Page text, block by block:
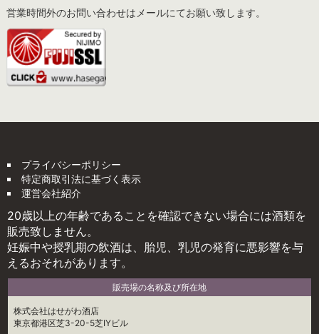
営業時間外のお問い合わせはメールにてお願い致します。
プライバシーポリシー
特定商取引法に基づく表示
運営会社紹介
20歳以上の年齢であることを確認できない場合には酒類を
販売致しません。
妊娠中や授乳期の飲酒は、胎児、乳児の発育に悪影響を与
えるおそれがあります。
販売場の名称及び所在地
株式会社はせがわ酒店
東京都港区芝3-20-5芝IYビル